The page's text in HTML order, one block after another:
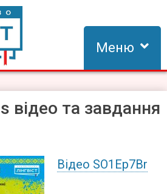
та створення видань для
Меню
відео та завдання
Відео SO1Ep7Br